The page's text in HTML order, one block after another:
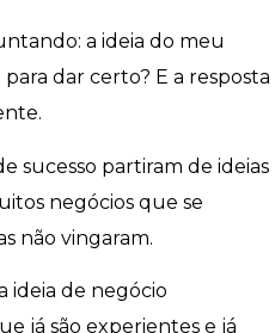
a ideia do meu
dar certo? E a resposta
sucesso partiram de ideias
negócios que se
não vingaram.
ideia de negócio
já são experientes e já